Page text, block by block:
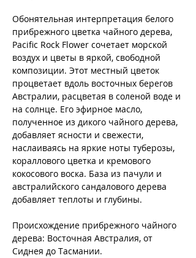
Обонятельная интерпретация белого
прибрежного цветка чайного дерева,
Pacific Rock Flower сочетает морской
воздух и цветы в яркой, свободной
композиции. Этот местный цветок
процветает вдоль восточных берегов
Австралии, расцветая в соленой воде и
на солнце. Его эфирное масло,
полученное из дикого чайного дерева,
добавляет ясности и свежести,
наслаиваясь на яркие ноты туберозы,
кораллового цветка и кремового
кокосового воска. База из пачули и
австралийского сандалового дерева
добавляет теплоты и глубины.
Происхождение прибрежного чайного
дерева: Восточная Австралия, от
Сиднея до Тасмании.